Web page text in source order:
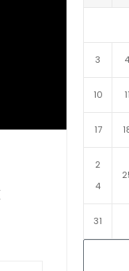
3 4
10 11
17
2
4
31